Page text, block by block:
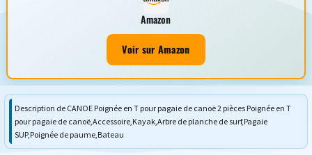
Amazon
Voir sur Amazon
Description de CANOE Poignée en T pour pagaie de canoë 2 pièces Poignée en T
pour pagaie de canoë,Accessoire,Kayak,Arbre de planche de surf,Pagaie
SUP,Poignée de paume,Bateau